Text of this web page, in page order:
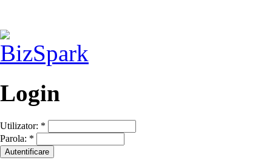
Login
Utilizator: *
Parola: *